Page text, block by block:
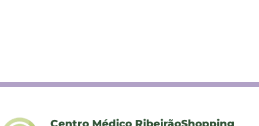
Centro Médico RibeirãoShopping